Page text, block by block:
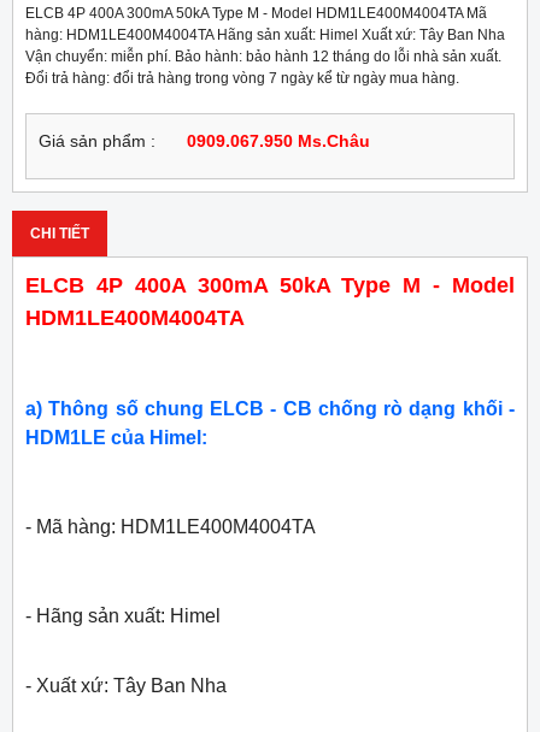
ELCB 4P 400A 300mA 50kA Type M - Model HDM1LE400M4004TA Mã
hàng: HDM1LE400M4004TA Hãng sản xuất: Himel Xuất xứ: Tây Ban Nha
Vận chuyển: miễn phí. Bảo hành: bảo hành 12 tháng do lỗi nhà sản xuất.
Đổi trả hàng: đổi trả hàng trong vòng 7 ngày kể từ ngày mua hàng.
Giá sản phẩm : 0909.067.950 Ms.Châu
CHI TIẾT
ELCB 4P 400A 300mA 50kA Type M - Model
HDM1LE400M4004TA
a) Thông số chung ELCB - CB chống rò dạng khối -
HDM1LE của Himel:
- Mã hàng: HDM1LE400M4004TA
- Hãng sản xuất: Himel
- Xuất xứ: Tây Ban Nha